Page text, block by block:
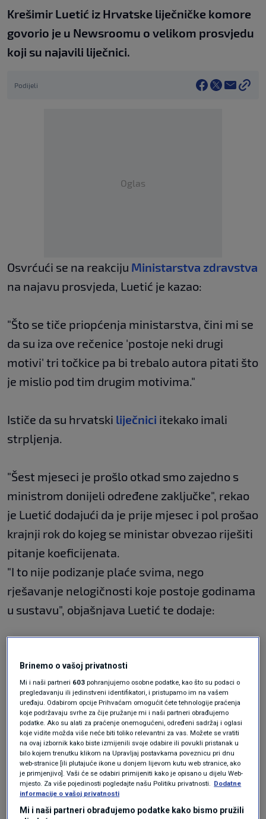
Krešimir Luetić iz Hrvatske liječničke komore
govorio je u Newsroomu o velikom prosvjedu
koji su najavili liječnici.
Podijeli
Oglas
Osvrćući se na reakciju Ministarstva zdravstva
na najavu prosvjeda, Luetić je kazao:
"Što se tiče priopćenja ministarstva, čini mi se
da su iza ove rečenice 'postoje neki drugi
motivi' tri točkice pa bi trebalo autora pitati što
je mislio pod tim drugim motivima."
Ističe da su hrvatski liječnici itekako imali
strpljenja.
"Šest mjeseci je prošlo otkad smo zajedno s
ministrom donijeli određene zaključke", rekao
je Luetić dodajući da je prije mjesec i pol prošao
krajnji rok do kojeg se ministar obvezao riješiti
pitanje koeficijenata.
"I to nije podizanje plaće svima, nego
rješavanje nelogičnosti koje postoje godinama
u sustavu", objašnjava Luetić te dodaje:
stjerani u kut. Ove aktivnosti nisu naš hir ili
želja."
Otkrio je i da je ministarstvo pozvalo samo
Hrvatsku liječničku komoru na sastanak u
petak, ali da je HLK vratio dopis i tražio da se na
sastanak pozovu i ostale liječničke
organizacije.
Brinemo o vašoj privatnosti
Mi i naši partneri 603 pohranjujemo osobne podatke, kao što su podaci o
pregledavanju ili jedinstveni identifikatori, i pristupamo im na vašem
uređaju. Odabirom opcije Prihvaćam omogućit ćete tehnologije praćenja
koje podržavaju svrhe za čije pružanje mi i naši partneri obrađujemo
podatke. Ako su alati za praćenje onemogućeni, određeni sadržaj i oglasi
koje vidite možda više neće biti toliko relevantni za vas. Možete se vratiti
na ovaj izbornik kako biste izmijenili svoje odabire ili povukli pristanak u
bilo kojem trenutku klikom na Upravljaj postavkama poveznicu pri dnu
web-stranice [ili plutajuće ikone u donjem lijevom kutu web stranice, ako
je primjenjivo]. Vaši će se odabiri primijeniti kako je opisano u dijelu Web-
mjesto. Za više pojedinosti pogledajte našu Politiku privatnosti. Dodatne
informacije o vašoj privatnosti
Mi i naši partneri obrađujemo podatke kako bismo pružili